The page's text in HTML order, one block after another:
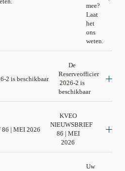
mee?
Laat
het
ons
weten.
De
Reserveofficier
2026-2 is
beschikbaar
KVEO
NIEUWSBRIEF
86 | MEI
2026
Uw